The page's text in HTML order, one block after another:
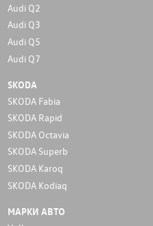
Audi Q2
Audi Q3
Audi Q5
Audi Q7
SKODA
SKODA Fabia
SKODA Rapid
SKODA Octavia
SKODA Superb
SKODA Karoq
SKODA Kodiaq
МАРКИ АВТО